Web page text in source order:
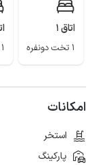
اتاق 1
1 تخت دونفره 1 تخت دونفره
امکانات
استخر
پارکینگ